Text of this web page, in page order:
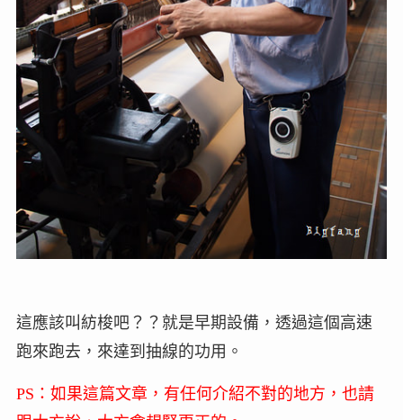
這應該叫紡梭吧？？就是早期設備，透過這個高速
跑來跑去，來達到抽線的功用。
PS：如果這篇文章，有任何介紹不對的地方，也請